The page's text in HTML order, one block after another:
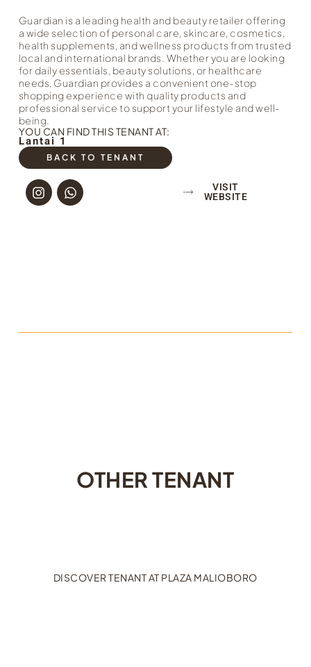
Guardian is a leading health and beauty retailer offering
a wide selection of personal care, skincare, cosmetics,
health supplements, and wellness products from trusted
local and international brands. Whether you are looking
for daily essentials, beauty solutions, or healthcare
needs, Guardian provides a convenient one-stop
shopping experience with quality products and
professional service to support your lifestyle and well-
being.
YOU CAN FIND THIS TENANT AT:
Lantai 1
BACK TO TENANT
VISIT
WEBSITE
OTHER TENANT
DISCOVER TENANT AT PLAZA MALIOBORO